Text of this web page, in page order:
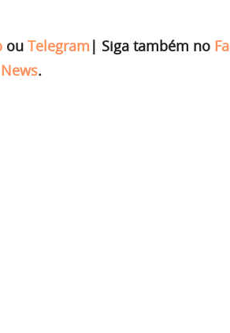
ou Telegram | Siga também no
.